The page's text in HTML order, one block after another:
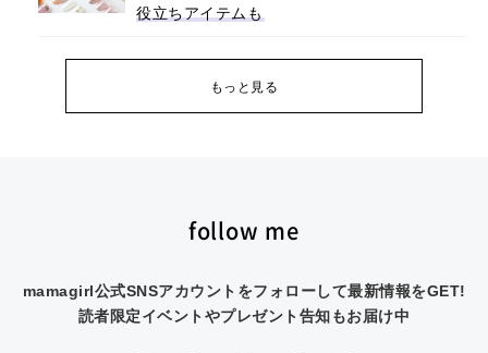
役立ちアイテムも
もっと見る
follow me
mamagirl公式SNSアカウントをフォローして最新情報をGET!
読者限定イベントやプレゼント告知もお届け中